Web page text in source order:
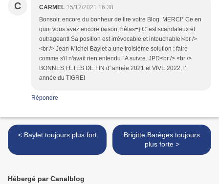
C CARMEL 15/12/2021 16:38
Bonsoir, encore du bonheur de lire votre Blog. MERCI* Ce en
quoi vous avez encore raison, hélas=} C' est scandaleux et
outrageant! Sa position est irrévocable et intouchable!<br />
<br /> Jean-Michel Baylet a une troisième solution : faire
comme s'il n'avait rien entendu ! A suivre. JPD<br /> <br />
BONNES FETES DE FIN d' année 2021 et VIVE 2022, l'
année du TIGRE!
Répondre
< Baylet toujours plus fort
Brigitte Barèges toujours
plus forte >
Hébergé par Canalblog